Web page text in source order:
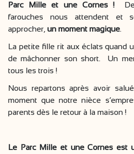
Parc Mille et une Cornes !
farouches nous attendent et
approcher, un moment magique.
La petite fille rit aux éclats quand
de mâchonner son short. Un
tous les trois !
Nous repartons après avoir
moment que notre nièce
parents dès le retour à la maison !
Le Parc Mille et une Cornes est